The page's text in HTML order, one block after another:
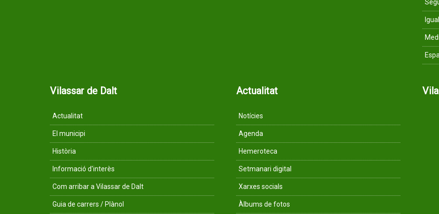
Vilassar de Dalt
Actualitat
El municipi
Història
Informació d'interès
Com arribar a Vilassar de Dalt
Guia de carrers / Plànol
Actualitat
Notícies
Agenda
Hemeroteca
Setmanari digital
Xarxes socials
Àlbums de fotos